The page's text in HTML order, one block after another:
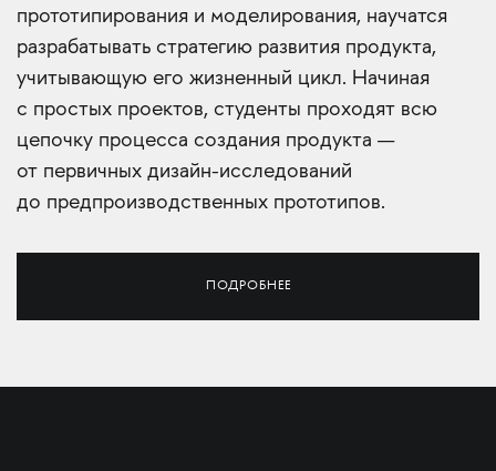
прототипирования и моделирования, научатся
разрабатывать стратегию развития продукта,
учитывающую его жизненный цикл. Начиная
с простых проектов, студенты проходят всю
цепочку процесса создания продукта —
от первичных дизайн-исследований
до предпроизводственных прототипов.
ПОДРОБНЕЕ